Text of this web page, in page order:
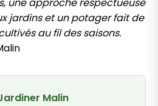
une approche respectueuse
jardins et un potager fait de
au fil des saisons.
Malin